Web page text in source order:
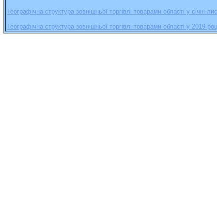
Географічна структура зовнішньої торгівлі товарами області у січні-
Географічна структура зовнішньої торгівлі товарами області у 2019